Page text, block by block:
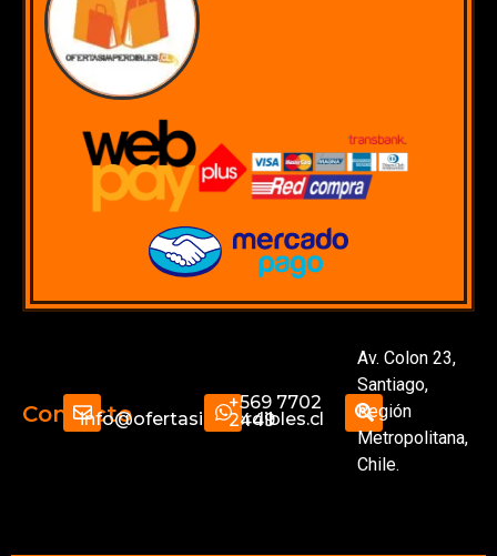
Contactoinfo@ofertasimperdibles.cl
+569 7702
2449
Av. Colon 23,
Santiago,
Región
Metropolitana,
Chile.